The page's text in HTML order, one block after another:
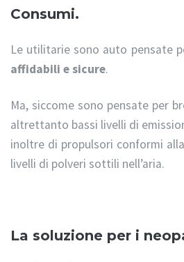
Consumi.
Le utilitarie sono auto pensate
affidabili e sicure.
Ma, siccome sono pensate per
altrettanto bassi livelli di
inoltre di propulsori conformi
livelli di polveri sottili nell’aria.
La soluzione per i